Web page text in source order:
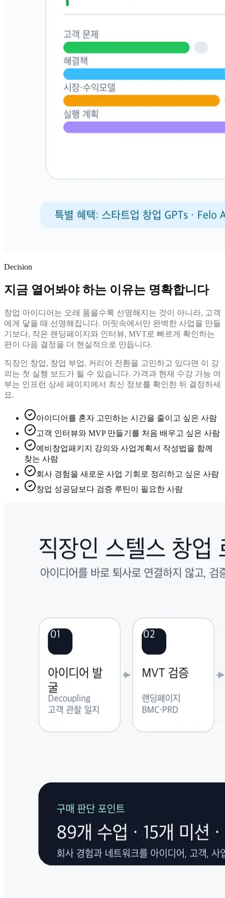
Decision
지금 열어봐야 하는 이유는 명확합니다
창업 아이디어는 오래 품을수록 선명해지는 것이 아니라, 고객
에게 닿을 때 선명해집니다. 머릿속에서만 완벽한 사업을 만들
기보다, 작은 랜딩페이지와 인터뷰, MVT로 빠르게 확인하는
편이 다음 결정을 더 현실적으로 만듭니다.
직장인 창업, 창업 부업, 커리어 전환을 고민하고 있다면 이 강
의는 첫 실행 보드가 될 수 있습니다. 가격과 현재 수강 가능 여
부는 인프런 상세 페이지에서 최신 정보를 확인한 뒤 결정하세
요.
아이디어를 혼자 고민하는 시간을 줄이고 싶은 사람
고객 인터뷰와 MVP 만들기를 처음 배우고 싶은 사람
예비창업패키지 강의와 사업계획서 작성법을 함께
찾는 사람
회사 경험을 새로운 사업 기회로 정리하고 싶은 사람
창업 성공담보다 검증 루틴이 필요한 사람